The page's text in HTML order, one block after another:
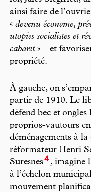
ainsi faire de
« devenu économe,
utopies socialistes et
cabaret» – et
propriété.
À gauche, on
partir de 1910. Le
défend bec et ongles
proprios-vautours
déménagements à
réformateur Henri
Suresnes4, imagine
à l’échelon
mouvement